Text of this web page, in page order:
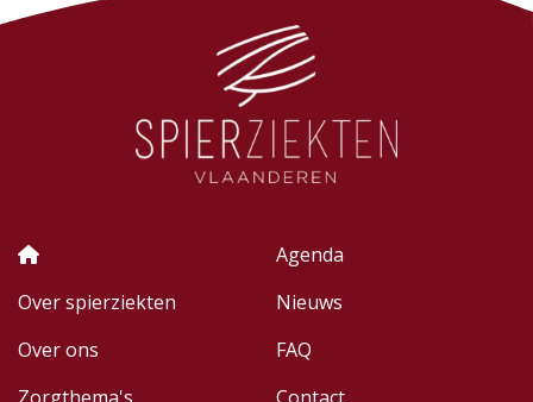
Over spierziekten
Over ons
Agenda
Nieuws
FAQ